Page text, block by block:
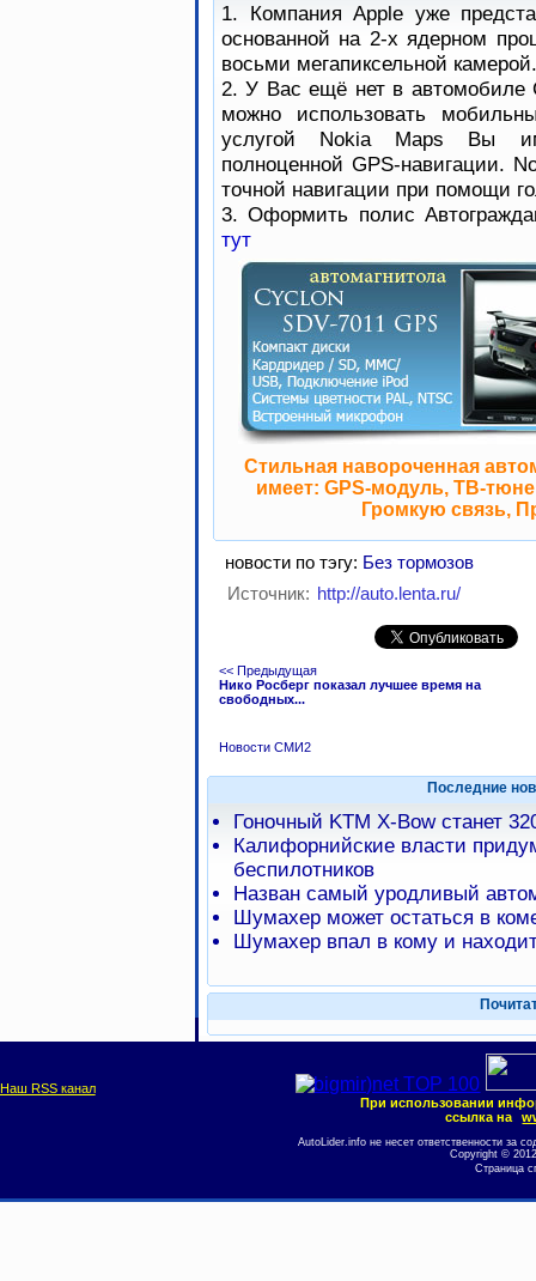
1. Компания Apple уже
основанной на 2-х ядерном
восьми мегапиксельной камерой.
2. У Вас ещё нет в автомобиле
можно использовать
услугой Nokia Maps Вы
полноценной GPS-навигации.
точной навигации при помощи
3. Оформить полис
тут
Стильная навороченная
имеет: GPS-модуль, ТВ-
Громкую связь,
новости по тэгу: Без тормозов
Источник: http://auto.lenta.ru/
<< Предыдущая
Нико Росберг показал лучшее время на
свободных...
Новости СМИ2
Последние
Гоночный KTM X-Bow станет
Калифорнийские власти
беспилотников
Назван самый уродливый
Шумахер может остаться в
Шумахер впал в кому и
Наш RSS канал
При использовании
ссылка на
AutoLider.info не несет ответственности за
Copyright ©
Страница